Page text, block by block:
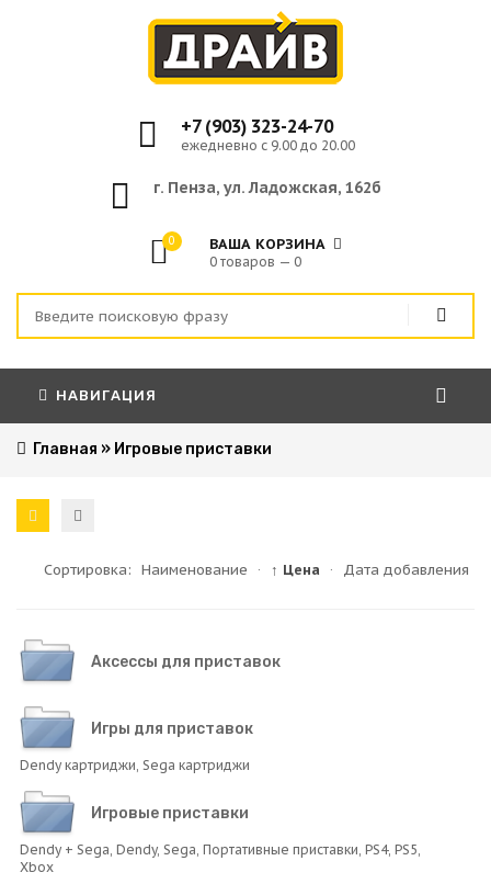
+7 (903) 323-24-70
ежедневно с 9.00 до 20.00
г. Пенза, ул. Ладожская, 162б
0 ВАША КОРЗИНА
0 товаров — 0
НАВИГАЦИЯ
Главная » Игровые приставки
Сортировка: Наименование · ↑ Цена · Дата добавления
Аксессы для приcтавок
Игры для приставок
Dendy картриджи, Sega картриджи
Игровые приставки
Dendy + Sega, Dendy, Sega, Портативные приставки, PS4, PS5,
Xbox